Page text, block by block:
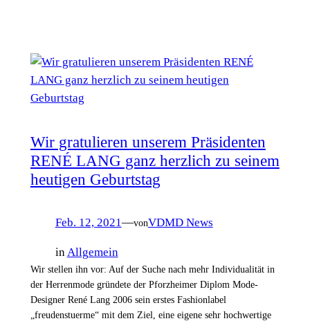
Wir gratulieren unserem Präsidenten
RENÉ LANG ganz herzlich zu seinem
heutigen Geburtstag
Feb. 12, 2021—vonVDMD News
in Allgemein
Wir stellen ihn vor: Auf der Suche nach mehr Individualität in
der Herrenmode gründete der Pforzheimer Diplom Mode-
Designer René Lang 2006 sein erstes Fashionlabel
„freudenstuerme“ mit dem Ziel, eine eigene sehr hochwertige